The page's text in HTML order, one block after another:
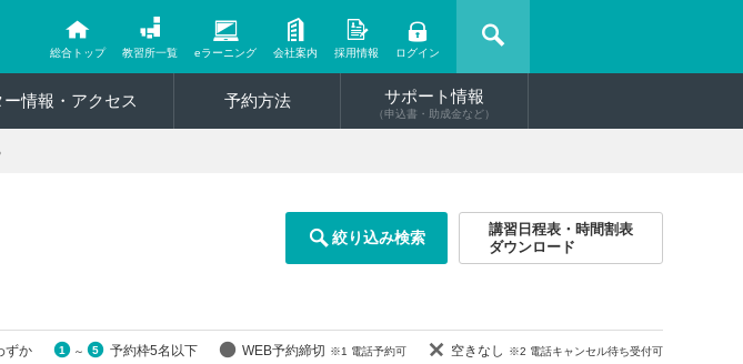
総合トップ 教習所一覧 eラーニング 会社案内 採用情報 ログイン
ー情報・アクセス 予約方法 サポート情報
（申込書・助成金など）
絞り込み検索
講習日程表・時間割表
ダウンロード
ずか 1 ～ 5 予約枠5名以下 WEB予約締切 ※1 電話予約可 空きなし ※2 電話キャンセル待ち受付可